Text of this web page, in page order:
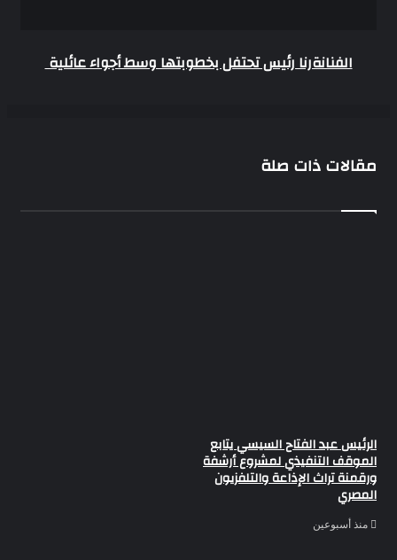
الفنانةرنا رئيس تحتفل بخطوبتها وسط أجواء عائلية
مقالات ذات صلة
الرئيس عبد الفتاح السيسي يتابع
الموقف التنفيذي لمشروع أرشفة
ورقمنة تراث الإذاعة والتلفزيون
المصري
منذ أسبوعين